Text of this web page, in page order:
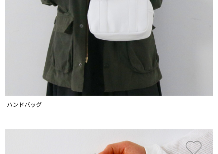
ハンドバッグ